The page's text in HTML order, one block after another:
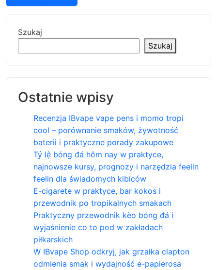
Szukaj
Szukaj
Ostatnie wpisy
Recenzja IBvape vape pens i momo tropi
cool – porównanie smaków, żywotność
baterii i praktyczne porady zakupowe
Tỷ lệ bóng đá hôm nay w praktyce,
najnowsze kursy, prognozy i narzędzia feelin
feelin dla świadomych kibiców
E-cigarete w praktyce, bar kokos i
przewodnik po tropikalnych smakach
Praktyczny przewodnik kèo bóng đá i
wyjaśnienie co to pod w zakładach
piłkarskich
W IBvape Shop odkryj, jak grzałka clapton
odmienia smak i wydajność e-papierosa